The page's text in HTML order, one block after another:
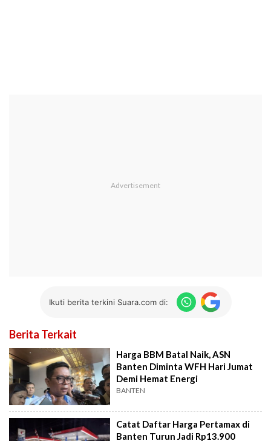
Ikuti berita terkini Suara.com di:
Berita Terkait
Harga BBM Batal Naik, ASN
Banten Diminta WFH Hari Jumat
Demi Hemat Energi
BANTEN
Catat Daftar Harga Pertamax di
Banten Turun Jadi Rp13.900